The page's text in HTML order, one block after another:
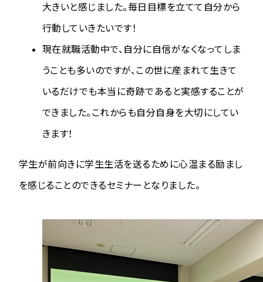
大きいと感じました。毎日目標を立てて自分から
行動していきたいです！
現在就職活動中で、自分に自信がなくなってしま
うことも多いのですが、この世に産まれて生きて
いるだけでも本当に奇跡であると実感することが
できました。これからも自分自身を大切にしてい
きます！
学生が前向きに学生生活を送るために心温まる励まし
を感じることのできるセミナーとなりました。